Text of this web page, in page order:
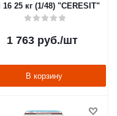
CM 16 25 кг (1/48) "CERESIT"
1 763руб./шт
В корзину